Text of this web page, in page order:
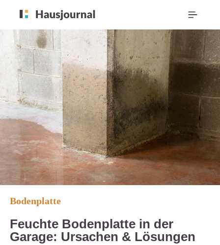
Bodenplatte
Feuchte Bodenplatte in der
Garage: Ursachen & Lösungen